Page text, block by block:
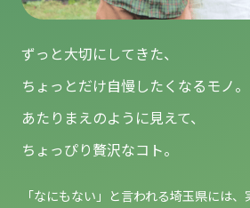
ずっと大切にしてきた、
ちょっとだけ自慢したくなるモノ。
あたりまえのように見えて、
ちょっぴり贅沢なコト。
「なにもない」と言われる埼玉県には